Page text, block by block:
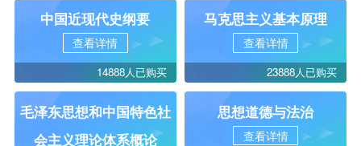
中国近现代史纲要
查看详情
14888人已购买
马克思主义基本原理
查看详情
23888人已购买
毛泽东思想和中国特色社
会主义理论体系概论
思想道德与法治
查看详情